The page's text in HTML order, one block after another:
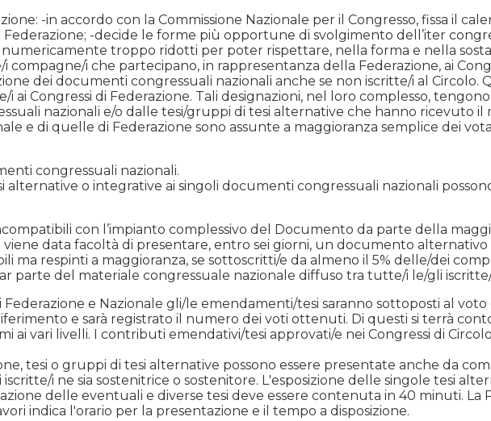
-in accordo con la Commissione Nazionale per il Congresso, fissa il
Federazione; -decide le forme più opportune di svolgimento dell’iter
troppo ridotti per poter rispettare, nella forma e nella
compagne/i che partecipano, in rappresentanza della Federazione, ai
dei documenti congressuali nazionali anche se non iscritte/i al Circolo.
ai Congressi di Federazione. Tali designazioni, nel loro complesso,
nazionali e/o dalle tesi/gruppi di tesi alternative che hanno ricevuto il
e di quelle di Federazione sono assunte a maggioranza semplice dei
congressuali nazionali.
alternative o integrative ai singoli documenti congressuali nazionali
con l’impianto complessivo del Documento da parte della
data facoltà di presentare, entro sei giorni, un documento alternativo
ma respinti a maggioranza, se sottoscritti/e da almeno il 5% delle/dei
parte del materiale congressuale nazionale diffuso tra tutte/i le/gli
Federazione e Nazionale gli/le emendamenti/tesi saranno sottoposti al
e sarà registrato il numero dei voti ottenuti. Di questi si terrà
ai vari livelli. I contributi emendativi/tesi approvati/e nei Congressi di
tesi o gruppi di tesi alternative possono essere presentate anche da
i ne sia sostenitrice o sostenitore. L'esposizione delle singole tesi
delle eventuali e diverse tesi deve essere contenuta in 40 minuti. La
indica l'orario per la presentazione e il tempo a disposizione.